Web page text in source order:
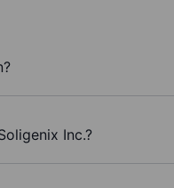
Inc.?